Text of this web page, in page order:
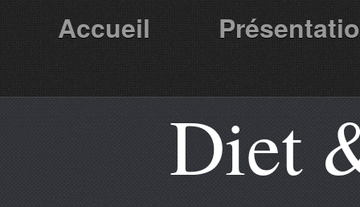
Accueil
Partenaires Diet